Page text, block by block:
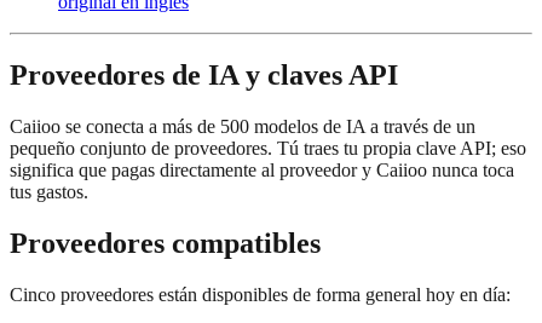
Proveedores de IA y claves API
Caiioo se conecta a más de 500 modelos de IA a través de un
pequeño conjunto de proveedores. Tú traes tu propia clave API; eso
significa que pagas directamente al proveedor y Caiioo nunca toca
tus gastos.
Proveedores compatibles
Cinco proveedores están disponibles de forma general hoy en día: